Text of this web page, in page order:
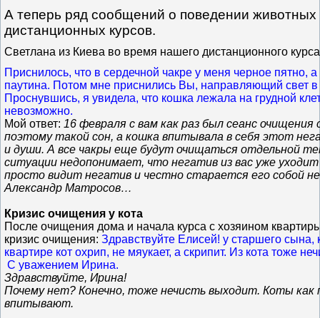
А теперь ряд сообщений о поведении
дистанционных курсов.
Светлана из Киева во время нашего дистанционного
Приснилось, что в сердечной чакре у меня черное пятно,
паутина. Потом мне приснились Вы, направляющий свет в
Проснувшись, я увидела, что кошка лежала на грудной
невозможно.
Мой ответ: 16 февраля с вам как раз был сеанс очищения
поэтому такой сон, а кошка впитывала в себя этот
и души. А все чакры еще будут очищаться отдельной
ситуации недопонимает, что негатив из вас уже
просто видит негатив и честно старается его собой
Александр Матросов…
Кризис очищения у кота
После очищения дома и начала курса с хозяином
кризис очищения: Здравствуйте Елисей! у старшего сына,
квартире кот охрип, не мяукает, а скрипит. Из кота тоже
С уважением Ирина.
Здравствуйте, Ирина!
Почему нет? Конечно, тоже нечисть выходит. Коты как
впитывают.